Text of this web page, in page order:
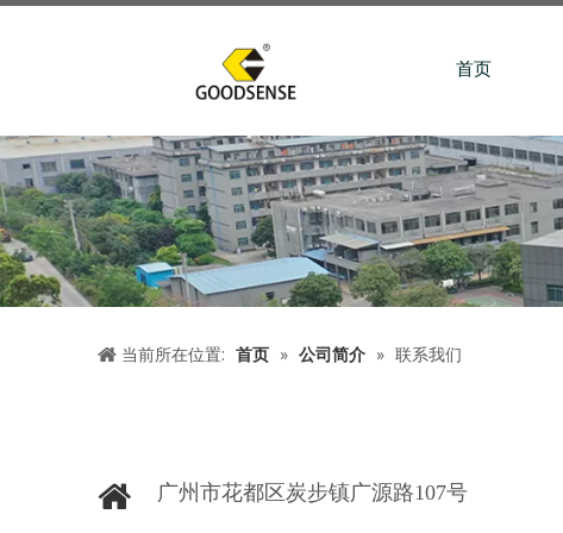
首页
当前所在位置: 首页 » 公司简介 » 联系我们
广州市花都区炭步镇广源路107号